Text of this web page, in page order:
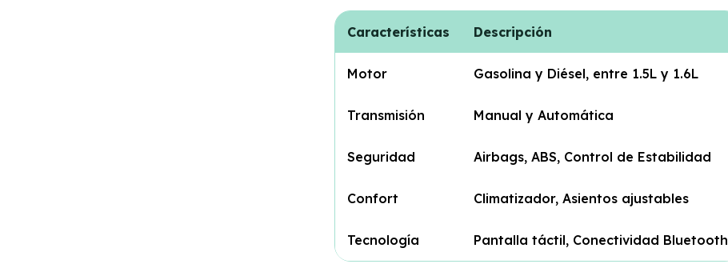
Características Descripción
Motor Gasolina y Diésel, entre 1.5L y 1.6L
Transmisión Manual y Automática
Seguridad Airbags, ABS, Control de Estabilidad
Confort Climatizador, Asientos ajustables
Tecnología Pantalla táctil, Conectividad Bluetooth